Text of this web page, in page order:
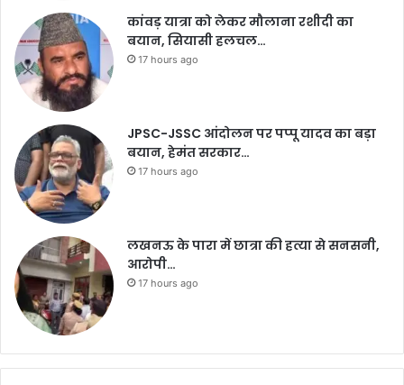
कांवड़ यात्रा को लेकर मौलाना रशीदी का
बयान, सियासी हलचल…
17 hours ago
JPSC-JSSC आंदोलन पर पप्पू यादव का बड़ा
बयान, हेमंत सरकार…
17 hours ago
लखनऊ के पारा में छात्रा की हत्या से सनसनी,
आरोपी…
17 hours ago